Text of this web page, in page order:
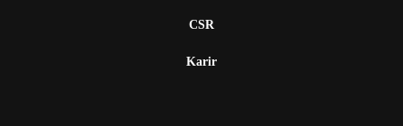
CSR
Karir